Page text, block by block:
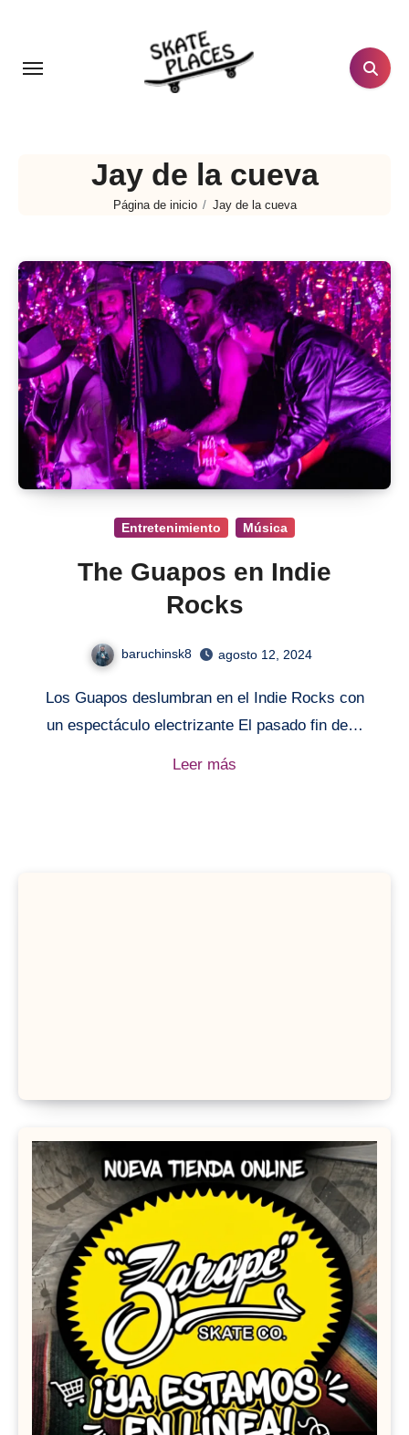
contenido
Jay de la cueva
Página de inicio Jay de la cueva
Entretenimiento Música
The Guapos en Indie
Rocks
baruchinsk8 agosto 12, 2024
Los Guapos deslumbran en el Indie Rocks con
un espectáculo electrizante El pasado fin de…
Leer más